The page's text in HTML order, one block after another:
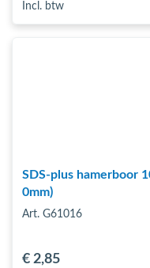
Incl. btw
SDS-plus hamerboor
0mm)
Art. G61016
€ 2,85